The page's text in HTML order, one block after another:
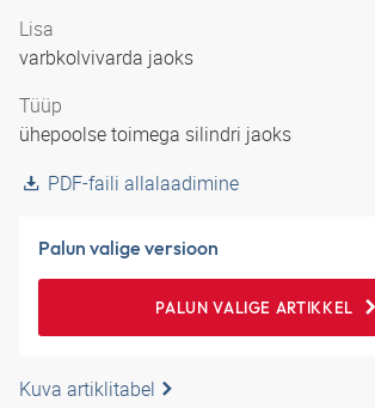
Lisa
varbkolvivarda jaoks
Tüüp
ühepoolse toimega silindri jaoks
PDF-faili allalaadimine
Palun valige versioon
PALUN VALIGE ARTIKKEL
Kuva artiklitabel